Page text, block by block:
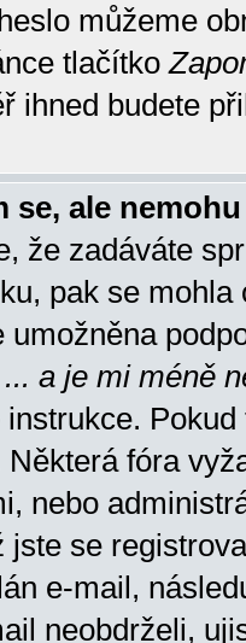
můžeme
tlačítko
ihned budete
se, ale
že zadáváte
pak se
umožněna
... a je mi méně
fóra
nebo
jste se
e-mail,
neobdrželi,